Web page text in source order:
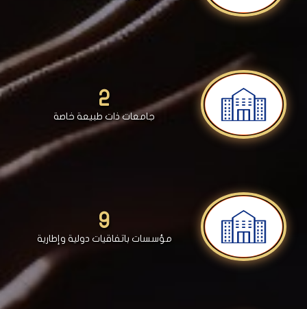
2
جامعات ذات طبيعة خاصة
9
مؤسسات باتفاقيات دولية وإطارية